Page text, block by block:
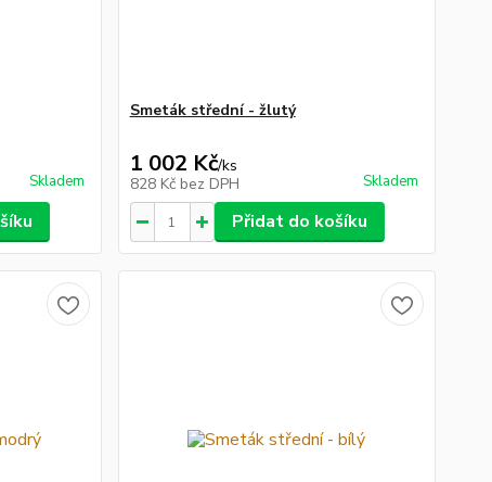
Skladem
Smeták střední - žlutý
1 002 Kč/ks
828 Kč bez DPH Skladem
Přidat do košíku